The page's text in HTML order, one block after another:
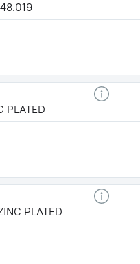
PLATED
PLATED